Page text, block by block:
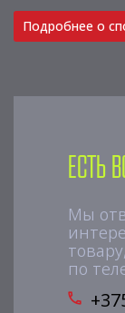
Подробнее о
Есть
Мы
по